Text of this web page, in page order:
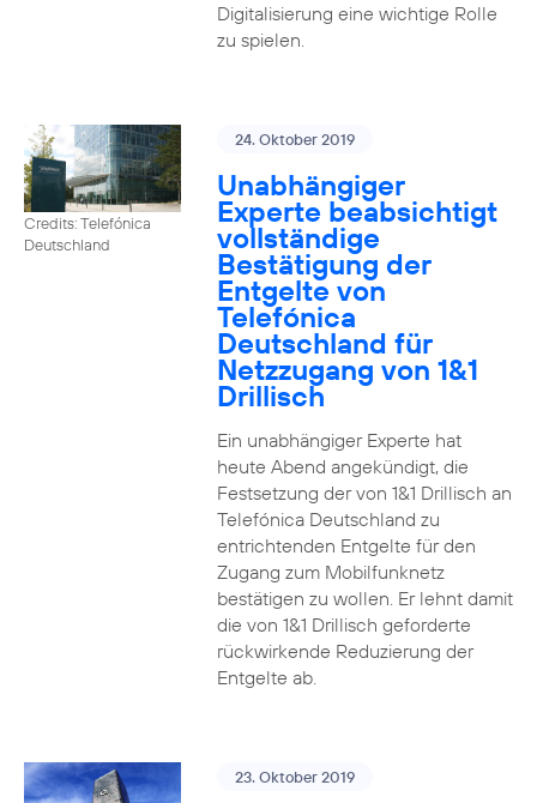
Digitalisierung eine wichtige Rolle
zu spielen.
Credits: Telefónica
Deutschland
24. Oktober 2019
Unabhängiger
Experte beabsichtigt
vollständige
Bestätigung der
Entgelte von
Telefónica
Deutschland für
Netzzugang von 1&1
Drillisch
Ein unabhängiger Experte hat
heute Abend angekündigt, die
Festsetzung der von 1&1 Drillisch an
Telefónica Deutschland zu
entrichtenden Entgelte für den
Zugang zum Mobilfunknetz
bestätigen zu wollen. Er lehnt damit
die von 1&1 Drillisch geforderte
rückwirkende Reduzierung der
Entgelte ab.
23. Oktober 2019